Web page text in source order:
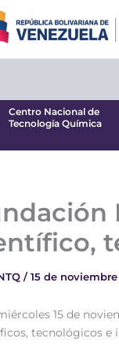
Tecnología Química
Centro Nacional de
Tecnología Química
/15 de
15 de
tecnológicos e